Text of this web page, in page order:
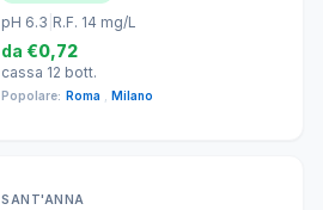
pH 6.3 R.F. 14 mg/L
da €0,72
cassa 12 bott.
Popolare: Roma Milano
SANT'ANNA